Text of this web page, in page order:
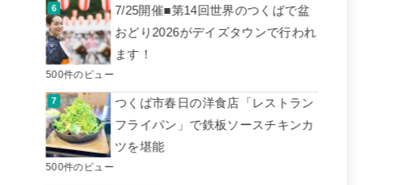
7/25開催■第14回世界のつくばで盆
おどり2026がデイズタウンで行われ
ます！
500件のビュー
つくば市春日の洋食店「レストラン
フライパン」で鉄板ソースチキンカ
ツを堪能
500件のビュー